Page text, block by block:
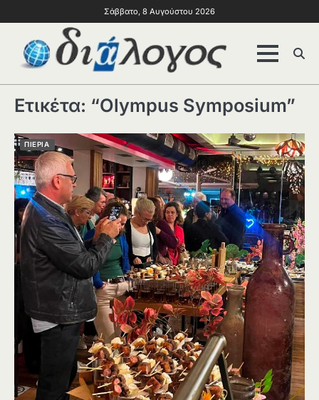
Σάββατο, 8 Αυγούστου 2026
Ετικέτα: “Olympus Symposium”
ΠΙΕΡΙΑ